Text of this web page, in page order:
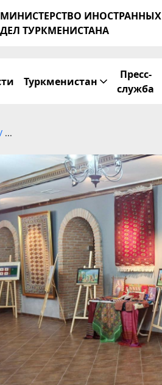
МИНИСТЕРСТВО ИНОСТРАННЫХ
ДЕЛ ТУРКМЕНИСТАНА
Туркменистан
Пресс-
служба
/ ...